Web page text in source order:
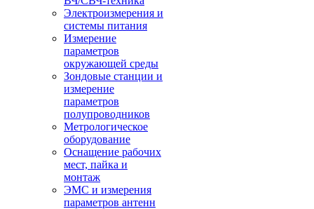
Электроизмерения и
системы питания
Измерение
параметров
окружающей среды
Зондовые станции и
измерение
параметров
полупроводников
Метрологическое
оборудование
Оснащение рабочих
мест, пайка и
монтаж
ЭМС и измерения
параметров антенн